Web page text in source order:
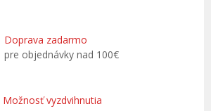
Doprava zadarmo
pre objednávky nad 100€
Možnosť vyzdvihnutia